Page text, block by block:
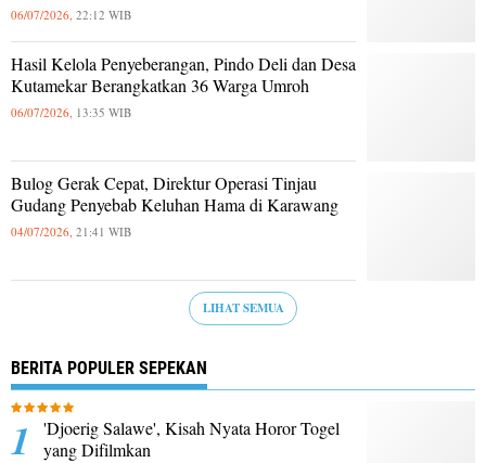
06/07/2026, 22:12 WIB
Hasil Kelola Penyeberangan, Pindo Deli dan Desa
Kutamekar Berangkatkan 36 Warga Umroh
06/07/2026, 13:35 WIB
Bulog Gerak Cepat, Direktur Operasi Tinjau
Gudang Penyebab Keluhan Hama di Karawang
04/07/2026, 21:41 WIB
LIHAT SEMUA
BERITA POPULER SEPEKAN
'Djoerig Salawe', Kisah Nyata Horor Togel
yang Difilmkan